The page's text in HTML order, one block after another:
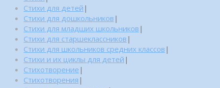
Стихи для детей |
Стихи для дошкольников |
Стихи для младших школьников |
Стихи для старшеклассников |
Стихи для школьников средних классов |
Стихи и их циклы для детей |
Стихотворение |
Стихотворения |